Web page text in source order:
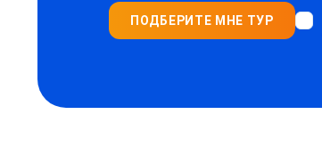
ПОДБЕРИТЕ МНЕ ТУР